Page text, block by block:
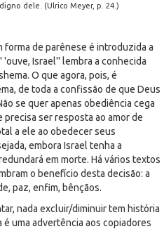
dele. (Ulrico Meyer, p. 24.)
forma de parênese é introduzida a
Israel'' lembra a conhecida
O que agora, pois, é
de toda a confissão de que Deus
se quer apenas obediência cega
precisa ser resposta ao amor de
a ele ao obedecer seus
embora Israel tenha a
em morte. Há vários textos
o benefício desta decisão: a
paz, enfim, bênçãos.
nada excluir/diminuir tem história
uma advertência aos copiadores